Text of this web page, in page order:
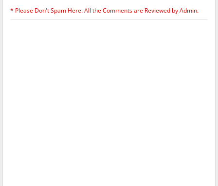
* Please Don't Spam Here. All the Comments are Reviewed by Admin.